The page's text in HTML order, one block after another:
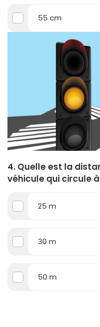
55 cm
4. Quelle est la
véhicule qui circule
25 m
30 m
50 m